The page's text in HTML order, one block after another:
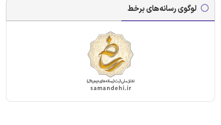
لوگوی رسانه‌های برخط